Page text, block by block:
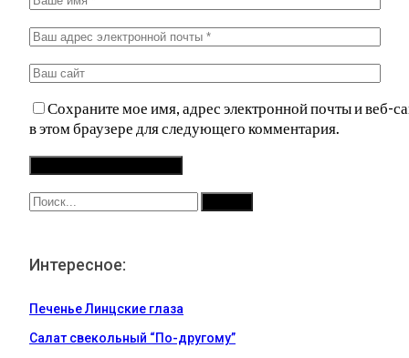
Сохраните мое имя, адрес электронной почты и веб-
в этом браузере для следующего комментария.
Интересное:
Печенье Линцские глаза
Салат свекольный “По-другому”